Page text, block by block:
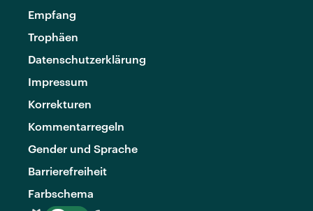
Empfang
Trophäen
Datenschutzerklärung
Impressum
Korrekturen
Kommentarregeln
Gender und Sprache
Barrierefreiheit
Farbschema